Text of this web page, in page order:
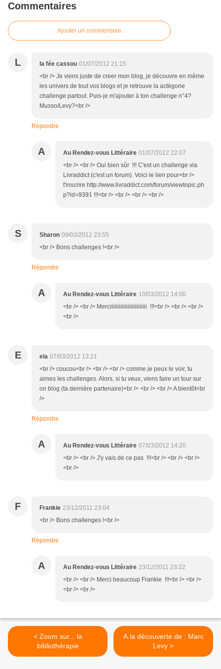
Commentaires
Ajouter un commentaire
L la fée cassou 01/07/2012 21:15
<br /> Je viens juste de creer mon blog, je découvre en même
les univers de tout vos blogs et je retrouve la actégorie
challenge partout. Puis-je m'ajouter à ton challenge n°4?
Musso/Levy?<br />
Répondre
A Au Rendez-vous Littéraire 01/07/2012 22:07
<br /> <br /> Oui bien sûr !!! C'est un challenge via
Livraddict (c'est un forum). Voici le lien pour<br />
t'inscrire http://www.livraddict.com/forum/viewtopic.ph
p?id=9391 !!!<br /> <br /> <br /> <br />
S Sharon 09/03/2012 23:55
<br /> Bons challenges !<br />
Répondre
A Au Rendez-vous Littéraire 10/03/2012 14:00
<br /> <br /> Merciiiiiiiiiiiiiiiiiiiiiiiii !!!<br /> <br /> <br />
<br />
E ela 07/03/2012 13:21
<br /> coucou<br /> <br /> <br /> comme je peux le voir, tu
aimes les challenges. Alors, si tu veux, viens faire un tour sur
on blog (ta dernière partenaire)<br /> <br /> <br /> A bientôt<br
/>
Répondre
A Au Rendez-vous Littéraire 07/03/2012 14:20
<br /> <br /> J'y vais de ce pas !!!<br /> <br /> <br />
<br />
F Frankie 23/12/2011 23:04
<br /> Bons challenges !<br />
Répondre
A Au Rendez-vous Littéraire 23/12/2011 23:22
<br /> <br /> Merci beaucoup Frankie !!!<br /> <br />
<br /> <br />
< Zoom sur... la
bibliothérapie
A la découverte de : Marc
Levy >